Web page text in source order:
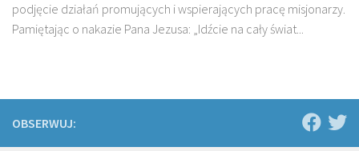
podjęcie działań promujących i wspierających pracę misjonarzy.
Pamiętając o nakazie Pana Jezusa: „Idźcie na cały świat...
OBSERWUJ: